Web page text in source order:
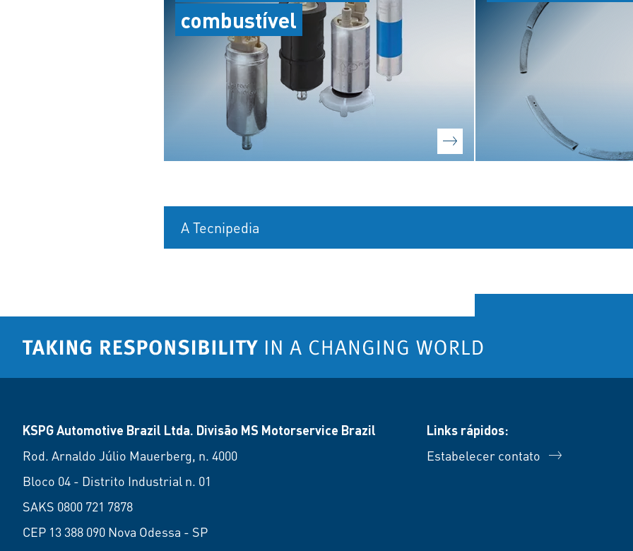
combustível
A Tecnipedia
KSPG Automotive Brazil Ltda. Divisão MS Motorservice Brazil
Rod. Arnaldo Júlio Mauerberg, n. 4000
Bloco 04 - Distrito Industrial n. 01
SAKS 0800 721 7878
CEP 13 388 090 Nova Odessa - SP
Links rápidos:
Estabelecer contato